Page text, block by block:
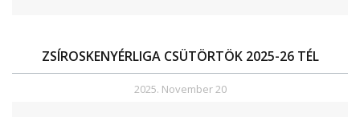
ZSÍROSKENYÉRLIGA CSÜTÖRTÖK 2025-26 TÉL
2025. November 20